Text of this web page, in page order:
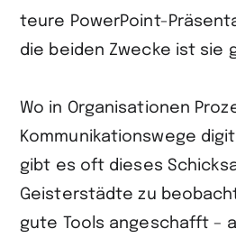
teure PowerPoint-
die beiden Zwecke ist sie
Wo in Organisationen
Kommunikationswege
gibt es oft dieses
Geisterstädte zu
gute Tools angeschafft –